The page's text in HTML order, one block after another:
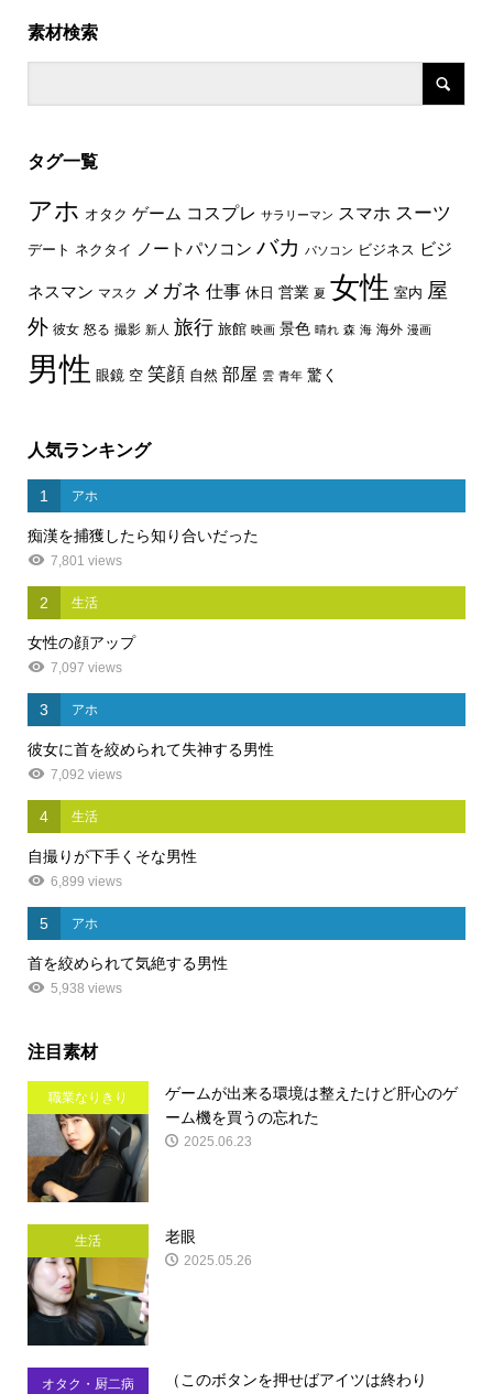
素材検索
タグ一覧
アホ オタク ゲーム コスプレ サラリーマン スマホ スーツ
デート ネクタイ ノートパソコン バカ パソコン ビジネス ビジ
ネスマン マスク メガネ 仕事 休日 営業 夏 女性 室内 屋
外 彼女 怒る 撮影 新人 旅行 旅館 映画 景色 晴れ 森 海 海外 漫画
男性 眼鏡 空 笑顔 自然 部屋 雲 青年 驚く
人気ランキング
1 アホ
痴漢を捕獲したら知り合いだった
7,801 views
2 生活
女性の顔アップ
7,097 views
3 アホ
彼女に首を絞められて失神する男性
7,092 views
4 生活
自撮りが下手くそな男性
6,899 views
5 アホ
首を絞められて気絶する男性
5,938 views
注目素材
職業なりきり
ゲームが出来る環境は整えたけど肝心のゲ
ーム機を買うの忘れた
2025.06.23
生活 老眼
2025.05.26
オタク・厨二病
（このボタンを押せばアイツは終わり